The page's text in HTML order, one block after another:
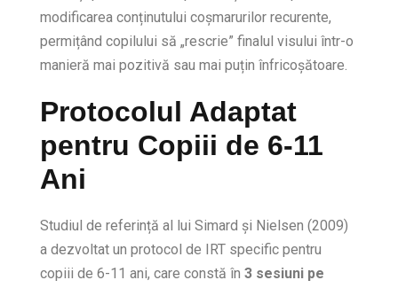
modificarea conținutului coșmarurilor recurente,
permițând copilului să „rescrie” finalul visului într-o
manieră mai pozitivă sau mai puțin înfricoșătoare.
Protocolul Adaptat
pentru Copiii de 6-11
Ani
Studiul de referință al lui Simard și Nielsen (2009)
a dezvoltat un protocol de IRT specific pentru
copiii de 6-11 ani, care constă în 3 sesiuni pe